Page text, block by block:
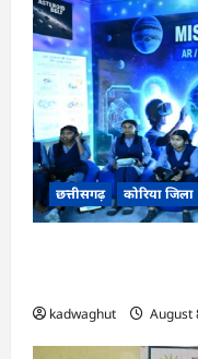
छत्तीसगढ़ कोरिया जिला
kadwaghut August